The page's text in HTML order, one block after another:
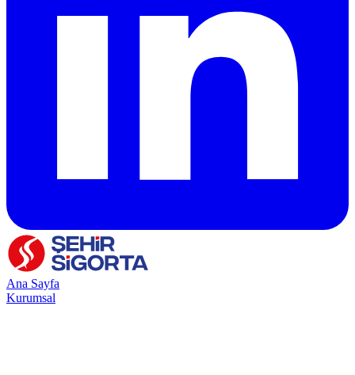
Ana Sayfa
Kurumsal